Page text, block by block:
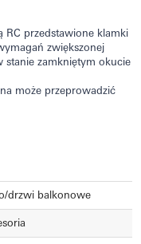
RC przedstawione klamki
zwiększonej
stanie zamkniętym okucie
może przeprowadzić
drzwi balkonowe